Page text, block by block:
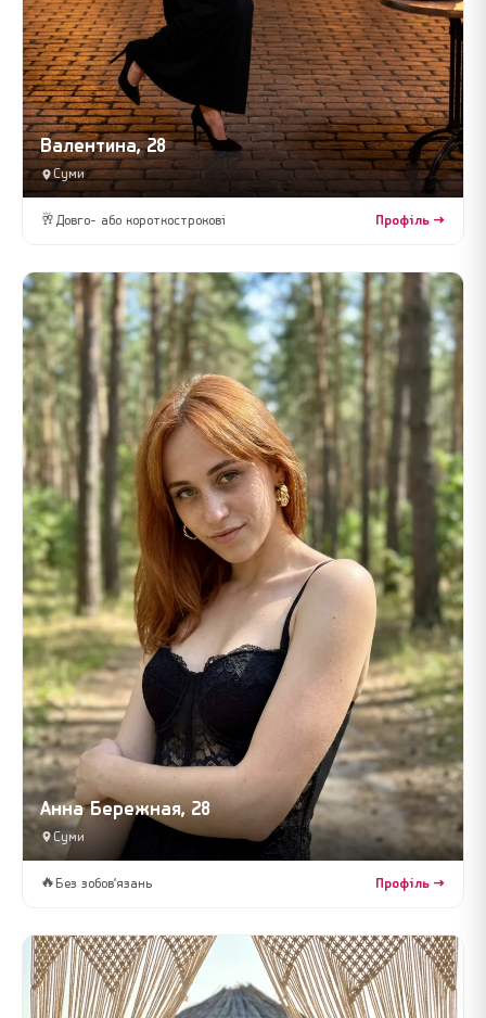
Валентина, 28
Суми
🥂 Довго- або короткострокові Профіль →
Анна Бережная, 28
Суми
🔥 Без зобов’язань Профіль →